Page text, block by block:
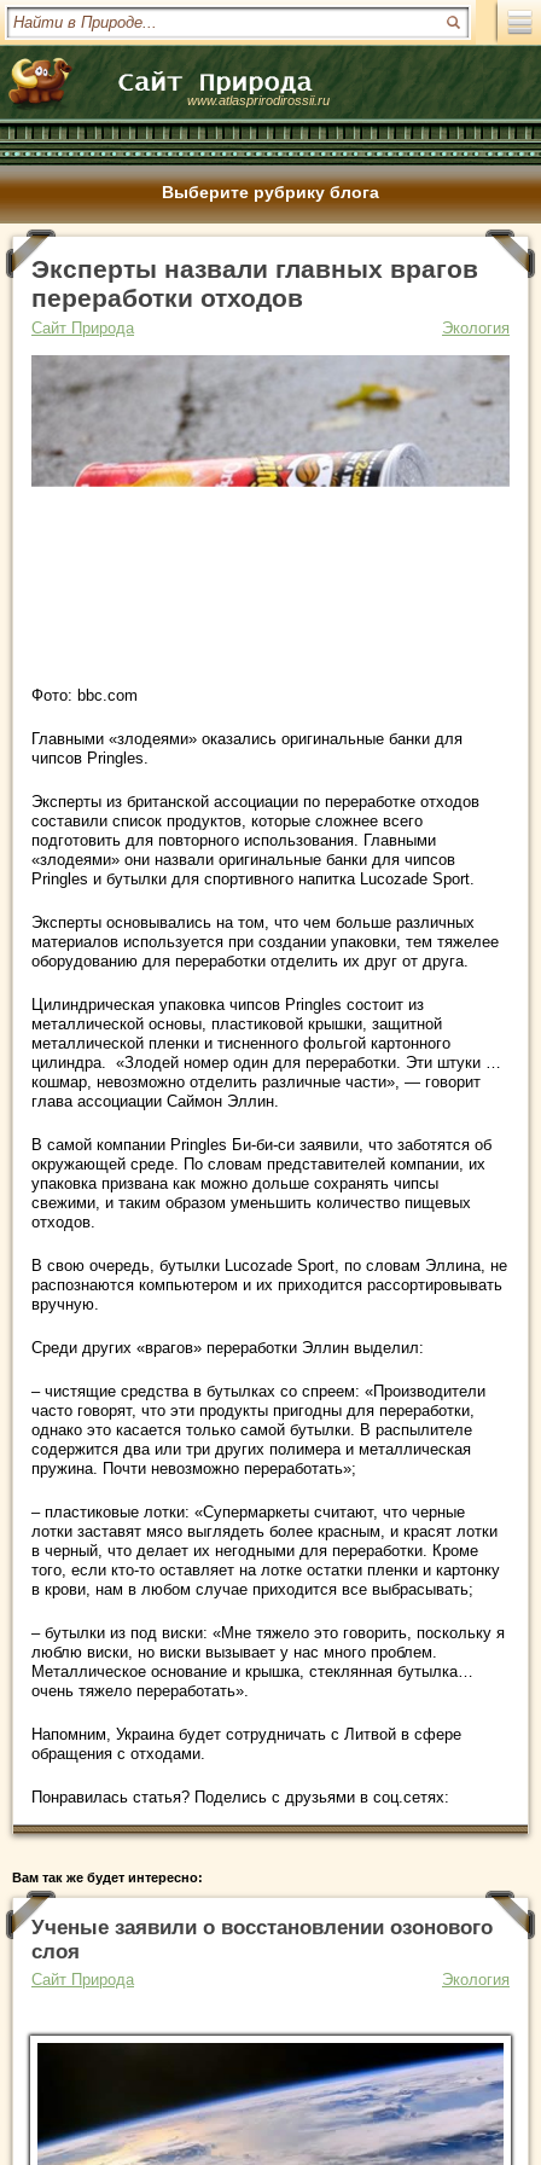
www.atlasprirodirossii.ru
Выберите рубрику блога
Эксперты назвали главных врагов
переработки отходов
Сайт Природа Экология
Фото: bbc.com
Главными «злодеями» оказались оригинальные банки для
чипсов Pringles.
Эксперты из британской ассоциации по переработке отходов
составили список продуктов, которые сложнее всего
подготовить для повторного использования. Главными
«злодеями» они назвали оригинальные банки для чипсов
Pringles и бутылки для спортивного напитка Lucozade Sport.
Эксперты основывались на том, что чем больше различных
материалов используется при создании упаковки, тем тяжелее
оборудованию для переработки отделить их друг от друга.
Цилиндрическая упаковка чипсов Pringles состоит из
металлической основы, пластиковой крышки, защитной
металлической пленки и тисненного фольгой картонного
цилиндра. «Злодей номер один для переработки. Эти штуки …
кошмар, невозможно отделить различные части», — говорит
глава ассоциации Саймон Эллин.
В самой компании Pringles Би-би-си заявили, что заботятся об
окружающей среде. По словам представителей компании, их
упаковка призвана как можно дольше сохранять чипсы
свежими, и таким образом уменьшить количество пищевых
отходов.
В свою очередь, бутылки Lucozade Sport, по словам Эллина, не
распознаются компьютером и их приходится рассортировывать
вручную.
Среди других «врагов» переработки Эллин выделил:
– чистящие средства в бутылках со спреем: «Производители
часто говорят, что эти продукты пригодны для переработки,
однако это касается только самой бутылки. В распылителе
содержится два или три других полимера и металлическая
пружина. Почти невозможно переработать»;
– пластиковые лотки: «Супермаркеты считают, что черные
лотки заставят мясо выглядеть более красным, и красят лотки
в черный, что делает их негодными для переработки. Кроме
того, если кто-то оставляет на лотке остатки пленки и картонку
в крови, нам в любом случае приходится все выбрасывать;
– бутылки из под виски: «Мне тяжело это говорить, поскольку я
люблю виски, но виски вызывает у нас много проблем.
Металлическое основание и крышка, стеклянная бутылка…
очень тяжело переработать».
Напомним, Украина будет сотрудничать с Литвой в сфере
обращения с отходами.
Понравилась статья? Поделись с друзьями в соц.сетях:
Вам так же будет интересно:
Ученые заявили о восстановлении озонового
слоя
Сайт Природа Экология